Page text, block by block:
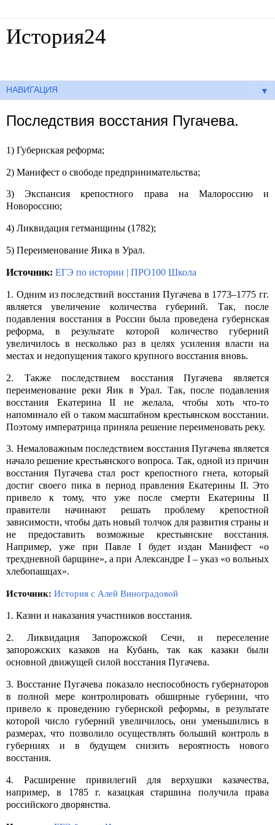
История24
▼
Последствия восстания Пугачева.
1) Губернская реформа;
2) Манифест о свободе предпринимательства;
3) Экспансия крепостного права на Малороссию и
Новороссию;
4) Ликвидация гетманщины (1782);
5) Переименование Яика в Урал.
Источник: ЕГЭ по истории | ПРО100 Школа
1. Одним из последствий восстания Пугачева в 1773–1775 гг.
является увеличение количества губерний. Так, после
подавления восстания в России была проведена губернская
реформа, в результате которой количество губерний
увеличилось в несколько раз в целях усиления власти на
местах и недопущения такого крупного восстания вновь.
2. Также последствием восстания Пугачева является
переименование реки Яик в Урал. Так, после подавления
восстания Екатерина II не желала, чтобы хоть что-то
напоминало ей о таком масштабном крестьянском восстании.
Поэтому императрица приняла решение переименовать реку.
3. Немаловажным последствием восстания Пугачева является
начало решение крестьянского вопроса. Так, одной из причин
восстания Пугачева стал рост крепостного гнета, который
достиг своего пика в период правления Екатерины II. Это
привело к тому, что уже после смерти Екатерины II
правители начинают решать проблему крепостной
зависимости, чтобы дать новый толчок для развития страны и
не предоставить возможные крестьянские восстания.
Например, уже при Павле I будет издан Манифест «о
трехдневной барщине», а при Александре I – указ «о вольных
хлебопашцах».
Источник: История с Алей Виноградовой
1. Казни и наказания участников восстания.
2. Ликвидация Запорожской Сечи, и переселение
запорожских казаков на Кубань, так как казаки были
основной движущей силой восстания Пугачева.
3. Восстание Пугачева показало неспособность губернаторов
в полной мере контролировать обширные губернии, что
привело к проведению губернской реформы, в результате
которой число губерний увеличилось, они уменьшились в
размерах, что позволило осуществлять больший контроль в
губерниях и в будущем снизить вероятность нового
восстания.
4. Расширение привилегий для верхушки казачества,
например, в 1785 г. казацкая старшина получила права
российского дворянства.